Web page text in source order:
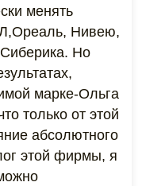
менять
Л,Ореаль, Нивею,
Но
марке-Ольга
только от этой
абсолютного
этой фирмы, я